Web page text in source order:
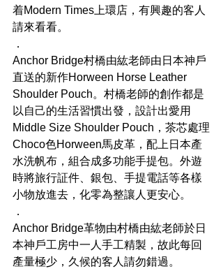
着Modern Times上環店，有興趣的客人
請來看看。
．
Anchor Bridge村橋由紘老師由日本神戶
直送的新作Horween Horse Leather
Shoulder Pouch。村橋老師的創作都是
以自己的生活習慣出發，設計出愛用
Middle Size Shoulder Pouch，茶芯處理
Choco色Horween馬皮革，配上日本產
水洗帆布，組合成多功能手提包。外遊
時將旅行証件、銀包、手提電話等各樣
小物放進去，化零為整讓人更安心。
．
Anchor Bridge革物由村橋由紘老師於日
本神戶工房中一人手工精製，故此每回
產量極少，久候的客人請勿錯過。